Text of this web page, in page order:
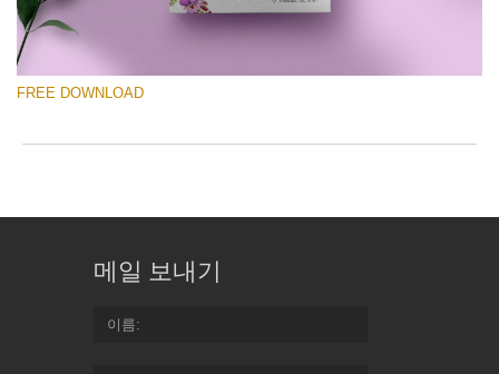
FREE DOWNLOAD
메일 보내기
이름